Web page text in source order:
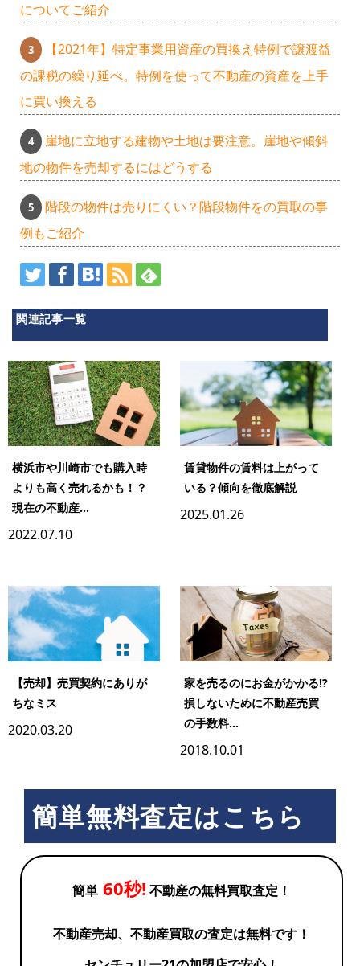
についてご紹介
【2021年】特定事業用資産の買換え特例で譲渡益
の課税の繰り延べ。特例を使って不動産の資産を上手
に買い換える
崖地に立地する建物や土地は要注意。崖地や傾斜
地の物件を売却するにはどうする
階段の物件は売りにくい？階段物件をの買取の事
例もご紹介
関連記事一覧
横浜市や川崎市でも購入時
よりも高く売れるかも！？
現在の不動産...
2022.07.10
賃貸物件の賃料は上がって
いる？傾向を徹底解説
2025.01.26
【売却】売買契約にありが
ちなミス
2020.03.20
家を売るのにお金がかかる!?
損しないために不動産売買
の手数料...
2018.10.01
簡単無料査定はこちら
簡単 60秒! 不動産の無料買取査定！
不動産売却、不動産買取の査定は無料です！